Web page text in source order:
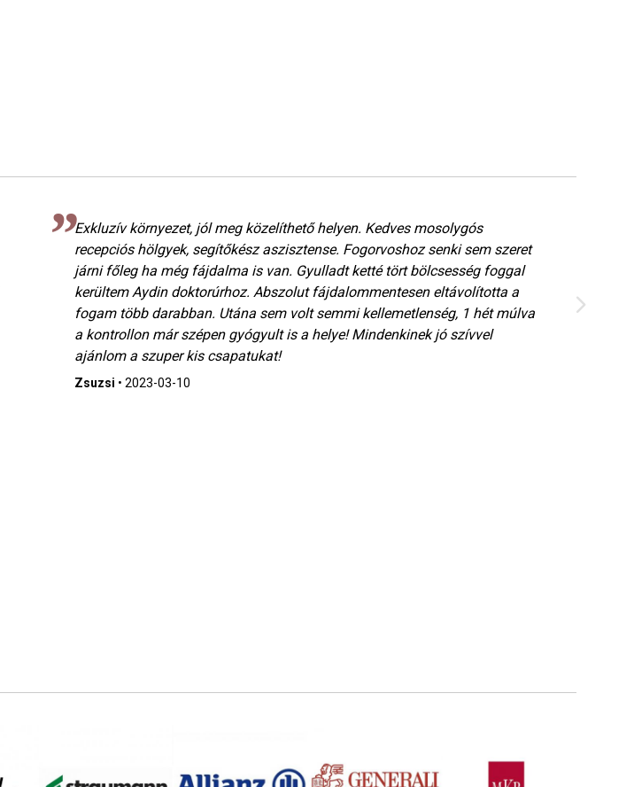
Exkluzív környezet, jól meg közelíthető helyen. Kedves mosolygós
recepciós hölgyek, segítőkész aszisztense. Fogorvoshoz senki sem szeret
járni főleg ha még fájdalma is van. Gyulladt ketté tört bölcsesség foggal
kerültem Aydin doktorúrhoz. Abszolut fájdalommentesen eltávolította a
fogam több darabban. Utána sem volt semmi kellemetlenség, 1 hét múlva
a kontrollon már szépen gyógyult is a helye! Mindenkinek jó szívvel
ajánlom a szuper kis csapatukat!
Zsuzsi •2023-03-10